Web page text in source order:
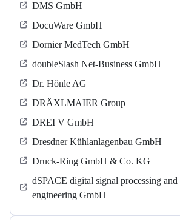
DMS GmbH
DocuWare GmbH
Dornier MedTech GmbH
doubleSlash Net-Business GmbH
Dr. Hönle AG
DRÄXLMAIER Group
DREI V GmbH
Dresdner Kühlanlagenbau GmbH
Druck-Ring GmbH & Co. KG
dSPACE digital signal processing and
engineering GmbH